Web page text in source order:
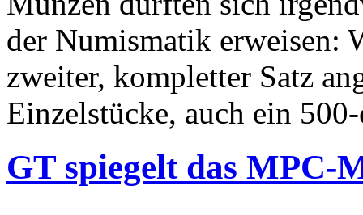
der Numismatik erweisen:
zweiter, kompletter Satz
Einzelstücke, auch ein
GT spiegelt das MPC-